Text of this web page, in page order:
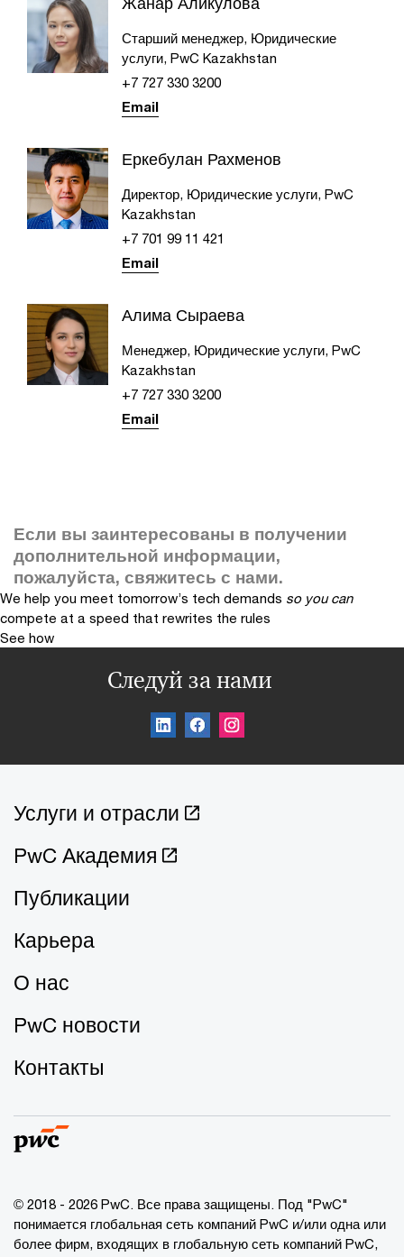
Старший менеджер, Юридические
услуги, PwC Kazakhstan
+7 727 330 3200
Email
Еркебулан Рахменов
Директор, Юридические услуги, PwC
Kazakhstan
+7 701 99 11 421
Email
Алима Сыраева
Менеджер, Юридические услуги, PwC
Kazakhstan
+7 727 330 3200
Email
Если вы заинтересованы в получении
дополнительной информации,
пожалуйста, свяжитесь с нами.
We help you meet tomorrow’s tech demands so you can
compete at a speed that rewrites the rules
See how
Следуй за нами
Услуги и отрасли
PwC Академия
Публикации
Карьера
О нас
PwC новости
Контакты
© 2018 - 2026 PwC. Все права защищены. Под "PwC"
понимается глобальная сеть компаний PwC и/или одна или
более фирм, входящих в глобальную сеть компаний PwC,